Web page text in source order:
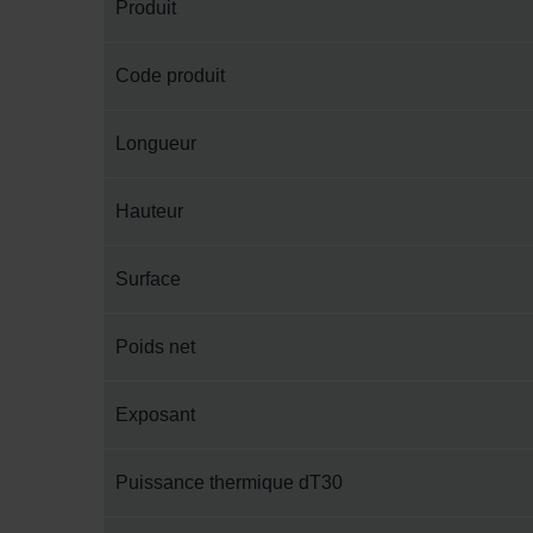
Produit
Code produit
Longueur
Hauteur
Surface
Poids net
Exposant
Puissance thermique dT30